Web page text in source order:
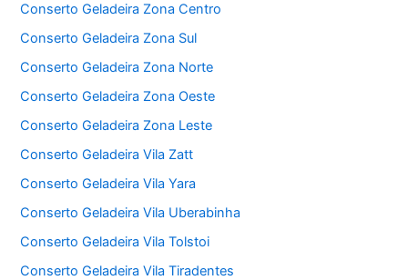
Conserto Geladeira Zona Centro
Conserto Geladeira Zona Sul
Conserto Geladeira Zona Norte
Conserto Geladeira Zona Oeste
Conserto Geladeira Zona Leste
Conserto Geladeira Vila Zatt
Conserto Geladeira Vila Yara
Conserto Geladeira Vila Uberabinha
Conserto Geladeira Vila Tolstoi
Conserto Geladeira Vila Tiradentes